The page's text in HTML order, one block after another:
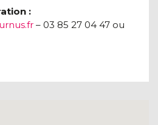
:
– 03 85 27 04 47 ou